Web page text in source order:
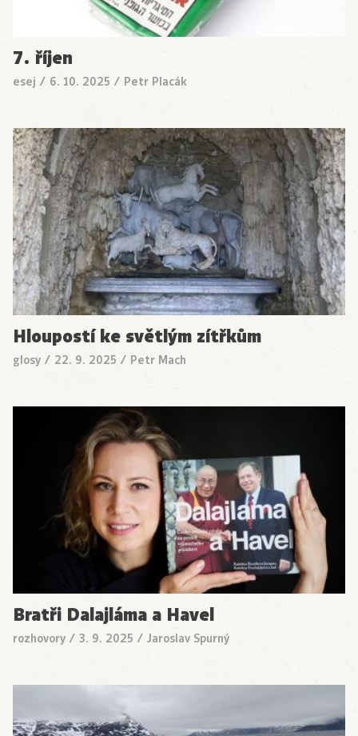
7. říjen
esej / 6. 10. 2025 / Petr Placák
Hloupostí ke světlým zítřkům
glosy / 22. 9. 2025 / Petr Mach
Bratři Dalajláma a Havel
rozhovory / 3. 9. 2025 / Jaroslav Spurný